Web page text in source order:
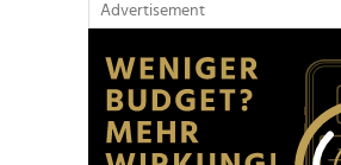
Advertisement